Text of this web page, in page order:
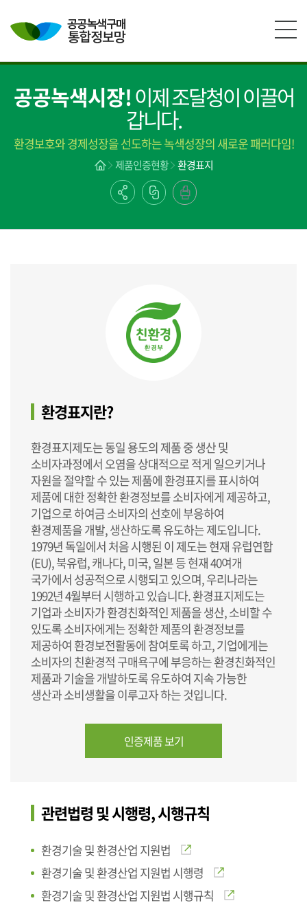
공공녹색시장!이제 조달청이 이끌어
갑니다.
환경보호와 경제성장을 선도하는 녹색성장의 새로운 패러다임!
제품인증현황 환경표지
환경표지란?
환경표지제도는 동일 용도의 제품 중 생산 및
소비자과정에서 오염을 상대적으로 적게 일으키거나
자원을 절약할 수 있는 제품에 환경표지를 표시하여
제품에 대한 정확한 환경정보를 소비자에게 제공하고,
기업으로 하여금 소비자의 선호에 부응하여
환경제품을 개발, 생산하도록 유도하는 제도입니다.
1979년 독일에서 처음 시행된 이 제도는 현재 유럽연합
(EU), 북유럽, 캐나다, 미국, 일본 등 현재 40여개
국가에서 성공적으로 시행되고 있으며, 우리나라는
1992년 4월부터 시행하고 있습니다. 환경표지제도는
기업과 소비자가 환경친화적인 제품을 생산, 소비할 수
있도록 소비자에게는 정확한 제품의 환경정보를
제공하여 환경보전활동에 참여토록 하고, 기업에게는
소비자의 친환경적 구매욕구에 부응하는 환경친화적인
제품과 기술을 개발하도록 유도하여 지속 가능한
생산과 소비생활을 이루고자 하는 것입니다.
인증제품 보기
관련법령 및 시행령, 시행규칙
환경기술 및 환경산업 지원법
환경기술 및 환경산업 지원법 시행령
환경기술 및 환경산업 지원법 시행규칙